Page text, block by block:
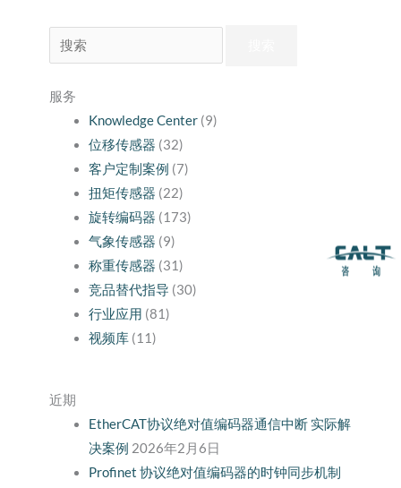
索：
服务
Knowledge Center(9)
位移传感器 (32)
客户定制案例 (7)
扭矩传感器 (22)
旋转编码器 (173)
气象传感器 (9)
称重传感器 (31)
竞品替代指导 (30)
行业应用 (81)
视频库(11)
近期
EtherCAT协议绝对值编码器通信中断 实际解
决案例 2026年2月6日
Profinet 协议绝对值编码器的时钟同步机制